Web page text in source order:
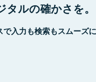
タルの確かさを。
で入力も検索もスムーズ